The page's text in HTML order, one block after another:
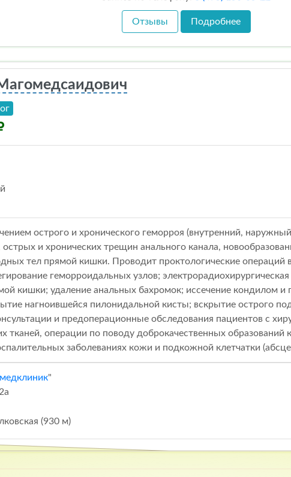
Отзывы Подробнее
острого и хронического геморроя (внутренний,
и хронических трещин анального канала,
тел прямой кишки. Проводит проктологические операций
геморроидальных узлов;
кишки; удаление анальных бахромок; иссечение кондилом и
нагноившейся пилонидальной кисты; вскрытие острого
и предоперационные обследования пациентов с
тканей, операции по поводу доброкачественных
заболеваниях кожи и подкожной клетчатки
"
(930 м)